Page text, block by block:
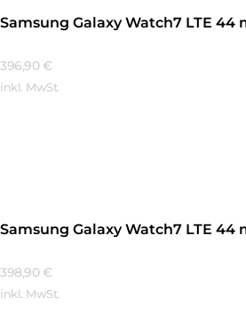
Samsung Galaxy Watch7 LTE 44
396,90 €
inkl. MwSt.
Samsung Galaxy Watch7 LTE 44
398,90 €
inkl. MwSt.